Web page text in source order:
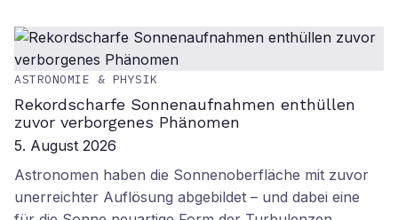
ASTRONOMIE & PHYSIK
Rekordscharfe Sonnenaufnahmen enthüllen
zuvor verborgenes Phänomen
5. August 2026
Astronomen haben die Sonnenoberfläche mit zuvor
unerreichter Auflösung abgebildet – und dabei eine